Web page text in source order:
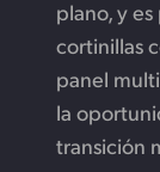
plano, y
cortinillas
panel
la
transición